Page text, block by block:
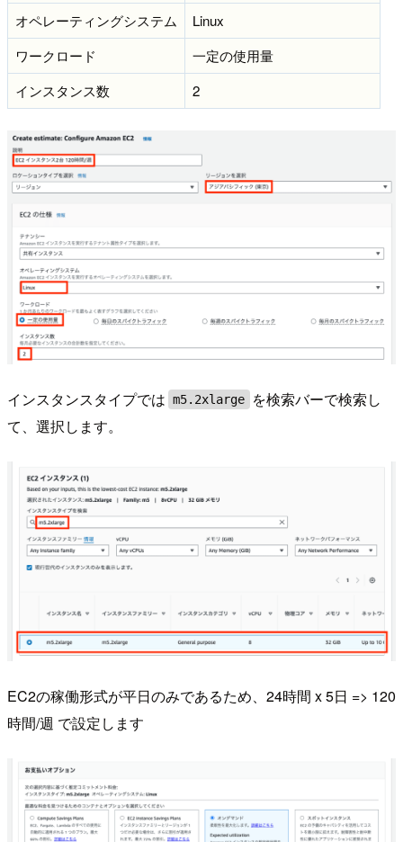
オペレーティングシステム
Linux
ワークロード
一定の使用量
インスタンス数
2
インスタンスタイプでは m5.2xlarge
を検索バーで検索し
て、選択します。
EC2の稼働形式が平日のみであるため、24時間 x 5日 => 120
時間/週 で設定します